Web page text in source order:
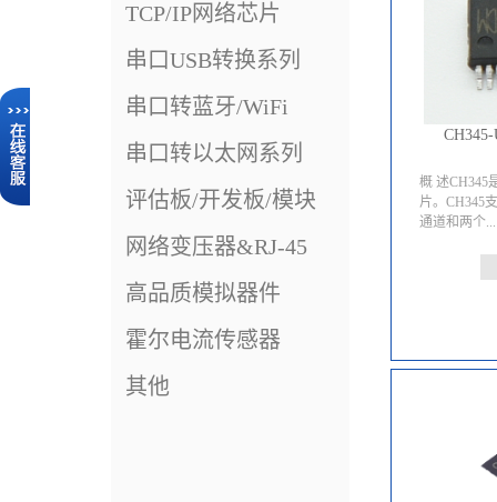
TCP/IP网络芯片
串口USB转换系列
串口转蓝牙/WiFi
串口转以太网系列
评估板/开发板/模块
网络变压器&RJ-45
高品质模拟器件
霍尔电流传感器
其他
概 述CH345
片。CH345
通道和两个...
MIDI信号输